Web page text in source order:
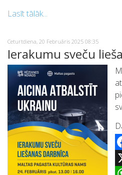
Lasīt tālāk...
Ceturtdiena, 20 Februāris 2025 08:35
Ierakumu sveču